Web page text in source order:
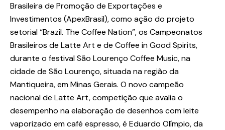
Brasileira de Promoção de Exportações e
Investimentos (ApexBrasil), como ação do projeto
setorial “Brazil. The Coffee Nation”, os Campeonatos
Brasileiros de Latte Art e de Coffee in Good Spirits,
durante o festival São Lourenço Coffee Music, na
cidade de São Lourenço, situada na região da
Mantiqueira, em Minas Gerais. O novo campeão
nacional de Latte Art, competição que avalia o
desempenho na elaboração de desenhos com leite
vaporizado em café espresso, é Eduardo Olímpio, da